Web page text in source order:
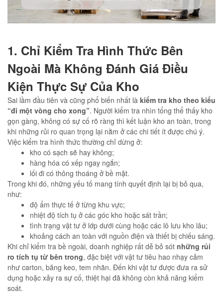
1. Chỉ Kiểm Tra Hình Thức Bên
Ngoài Mà Không Đánh Giá Điều
Kiện Thực Sự Của Kho
Sai lầm đầu tiên và cũng phổ biến nhất là kiểm tra kho theo kiểu
“đi một vòng cho xong”. Người kiểm tra nhìn tổng thể thấy kho
gọn gàng, không có sự cố rõ ràng thì kết luận kho an toàn, trong
khi những rủi ro quan trọng lại nằm ở các chi tiết ít được chú ý.
Việc kiểm tra hình thức thường chỉ dừng ở:
kho có sạch sẽ hay không;
hàng hóa có xếp ngay ngắn;
lối đi có thông thoáng ở bề mặt.
Trong khi đó, những yếu tố mang tính quyết định lại bị bỏ qua,
như:
độ ẩm thực tế ở từng khu vực;
nhiệt độ tích tụ ở các góc kho hoặc sát trần;
tình trạng vật tư ở lớp dưới cùng hoặc các lô lưu kho lâu;
khoảng cách an toàn với nguồn điện và thiết bị chiếu sáng.
Khi chỉ kiểm tra bề ngoài, doanh nghiệp rất dễ bỏ sót những rủi
ro tích tụ từ bên trong, đặc biệt với vật tư tiêu hao nhạy cảm
như carton, băng keo, tem nhãn. Đến khi vật tư được đưa ra sử
dụng hoặc xảy ra sự cố, thiệt hại đã không còn khả năng kiểm
soát.